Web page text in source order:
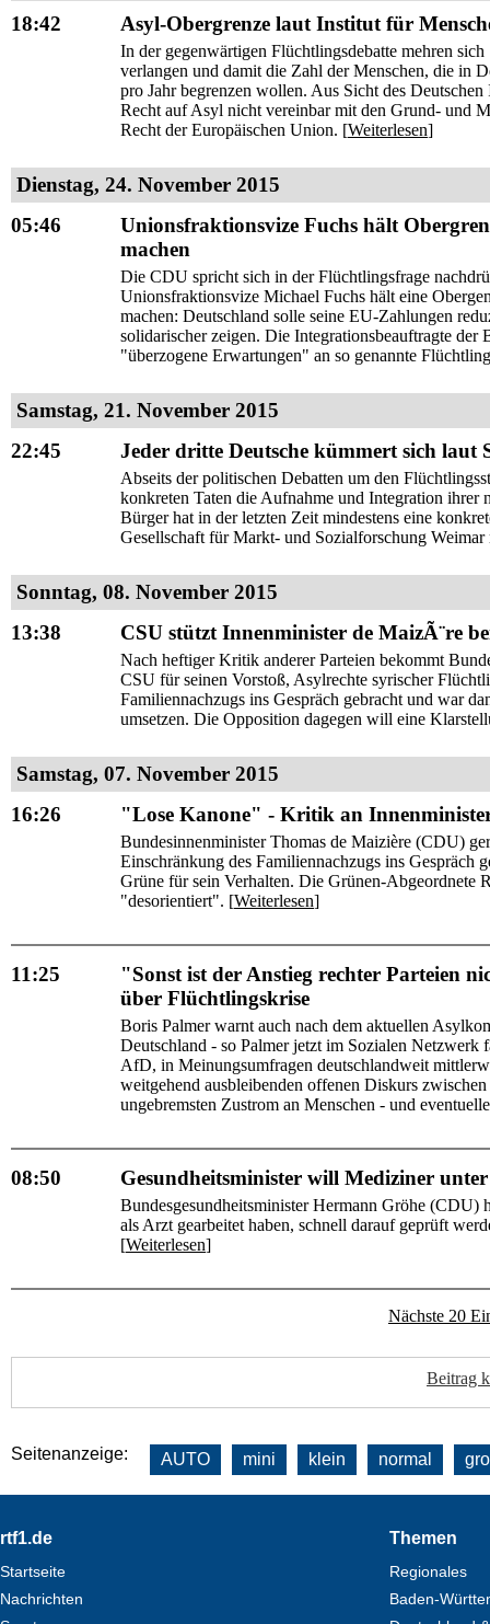
18:42
Asyl-Obergrenze laut Institut für
In der gegenwärtigen Flüchtlingsdebatte mehren
verlangen und damit die Zahl der Menschen, die in
pro Jahr begrenzen wollen. Aus Sicht des
Recht auf Asyl nicht vereinbar mit den Grund- und
Recht der Europäischen Union. [Weiterlesen]
Dienstag, 24. November 2015
05:46
Unionsfraktionsvize Fuchs hält
machen
Die CDU spricht sich in der Flüchtlingsfrage
Unionsfraktionsvize Michael Fuchs hält eine
machen: Deutschland solle seine EU-Zahlungen
solidarischer zeigen. Die Integrationsbeauftragte
"überzogene Erwartungen" an so genannte
Samstag, 21. November 2015
22:45
Jeder dritte Deutsche kümmert sich laut
Abseits der politischen Debatten um den
konkreten Taten die Aufnahme und Integration ihrer
Bürger hat in der letzten Zeit mindestens eine
Gesellschaft für Markt- und Sozialforschung
Sonntag, 08. November 2015
13:38
CSU stützt Innenminister de MaizÃ¨re
Nach heftiger Kritik anderer Parteien bekommt
CSU für seinen Vorstoß, Asylrechte syrischer
Familiennachzugs ins Gespräch gebracht und war
umsetzen. Die Opposition dagegen will eine
Samstag, 07. November 2015
16:26
"Lose Kanone" - Kritik an
Bundesinnenminister Thomas de Maizière (CDU)
Einschränkung des Familiennachzugs ins Gespräch
Grüne für sein Verhalten. Die Grünen-Abgeordnete
"desorientiert". [Weiterlesen]
11:25
"Sonst ist der Anstieg rechter Parteien
über Flüchtlingskrise
Boris Palmer warnt auch nach dem aktuellen
Deutschland - so Palmer jetzt im Sozialen
AfD, in Meinungsumfragen deutschlandweit
weitgehend ausbleibenden offenen Diskurs
ungebremsten Zustrom an Menschen - und
08:50 Gesundheitsminister will Mediziner
Bundesgesundheitsminister Hermann Gröhe (CDU)
als Arzt gearbeitet haben, schnell darauf geprüft
[Weiterlesen]
Nächste 20
Beitrag
Seitenanzeige: AUTO mini klein normal
Footer
rtf1.de
Startseite
Nachrichten
Themen
Regionales
Baden-